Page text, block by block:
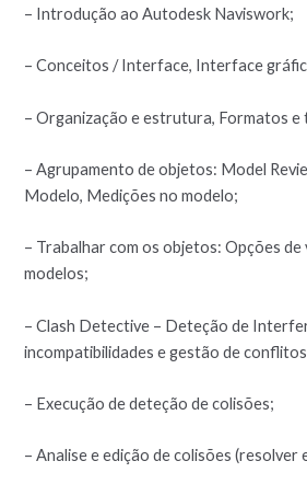
– Introdução ao Autodesk Naviswork;
– Conceitos / Interface, Interface
– Organização e estrutura, Formatos e
– Agrupamento de objetos: Model
Modelo, Medições no modelo;
– Trabalhar com os objetos: Opções de
modelos;
– Clash Detective – Deteção de
incompatibilidades e gestão de
– Execução de deteção de colisões;
– Analise e edição de colisões (resolver